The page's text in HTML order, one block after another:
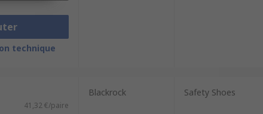
technique
41,32 €/paire
Blackrock Safety Shoes